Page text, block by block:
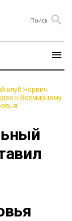
клуб Норвич
к Всемирному